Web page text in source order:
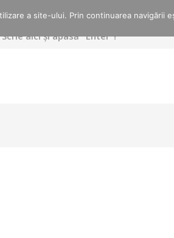
a site-ului. Prin continuarea navigării